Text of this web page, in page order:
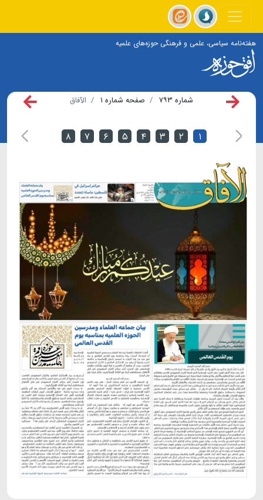
هفته‌نامه سیاسی، علمی و فرهنگی حوزه‌های علمیه
شماره ۷۹۳ صفحه شماره ۱ الآفاق
۱ ۲ ۳ ۴ ۵ ۶ ۷ ۸